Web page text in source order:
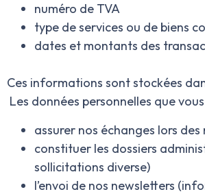
numéro de TVA
type de services ou de biens
dates et montants des
Ces informations sont stockées
Les données personnelles que
assurer nos échanges lors
constituer les dossiers
sollicitations diverse)
l’envoi de nos newsletters